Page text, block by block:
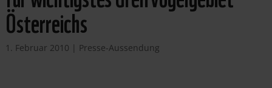
Österreichs
1. Februar 2010 | Presse-Aussendung